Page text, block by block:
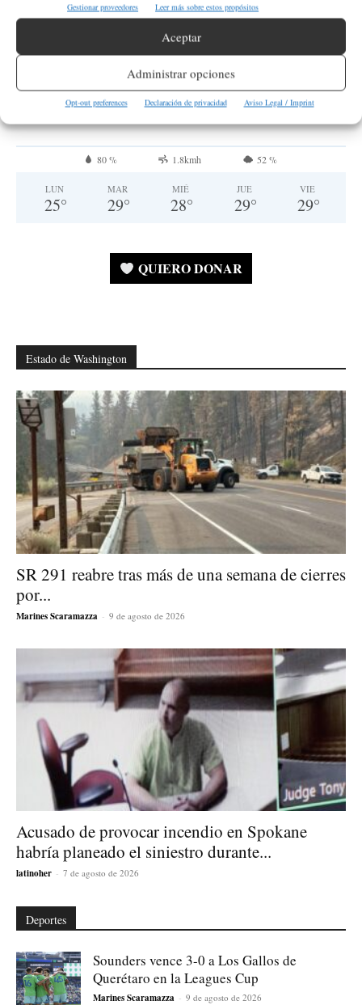
Gestionar proveedores
Leer más sobre estos propósitos
Aceptar
Administrar opciones
Opt-out preferences Declaración de privacidad Aviso Legal / Imprint
Muy Nuboso
16.3°C
80 % 1.8kmh 52 %
LUN
25°
MAR
29°
MIÉ
28°
JUE
29°
VIE
29°
QUIERO DONAR
Estado de Washington
SR 291 reabre tras más de una semana de cierres
por...
Marines Scaramazza - 9 de agosto de 2026
Acusado de provocar incendio en Spokane
habría planeado el siniestro durante...
latinoher - 7 de agosto de 2026
Deportes
Sounders vence 3-0 a Los Gallos de
Querétaro en la Leagues Cup
Marines Scaramazza - 9 de agosto de 2026